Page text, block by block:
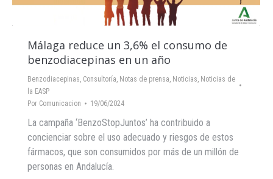
Málaga reduce un 3,6% el consumo de
benzodiacepinas en un año
Benzodiacepinas Consultoría Notas de prensa Noticias Noticias de
la EASP
Por Comunicacion 19/06/2024
La campaña ‘BenzoStopJuntos’ ha contribuido a
concienciar sobre el uso adecuado y riesgos de estos
fármacos, que son consumidos por más de un millón de
personas en Andalucía.